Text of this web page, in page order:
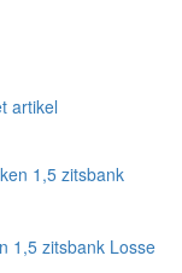
artikel
1,5 zitsbank Losse